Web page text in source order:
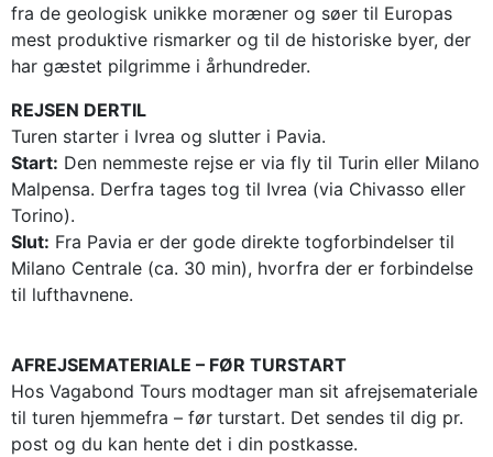
fra de geologisk unikke moræner og søer til Europas
mest produktive rismarker og til de historiske byer, der
har gæstet pilgrimme i århundreder.
REJSEN DERTIL
Turen starter i Ivrea og slutter i Pavia.
Start: Den nemmeste rejse er via fly til Turin eller Milano
Malpensa. Derfra tages tog til Ivrea (via Chivasso eller
Torino).
Slut: Fra Pavia er der gode direkte togforbindelser til
Milano Centrale (ca. 30 min), hvorfra der er forbindelse
til lufthavnene.
AFREJSEMATERIALE – FØR TURSTART
Hos Vagabond Tours modtager man sit afrejsemateriale
til turen hjemmefra – før turstart. Det sendes til dig pr.
post og du kan hente det i din postkasse.